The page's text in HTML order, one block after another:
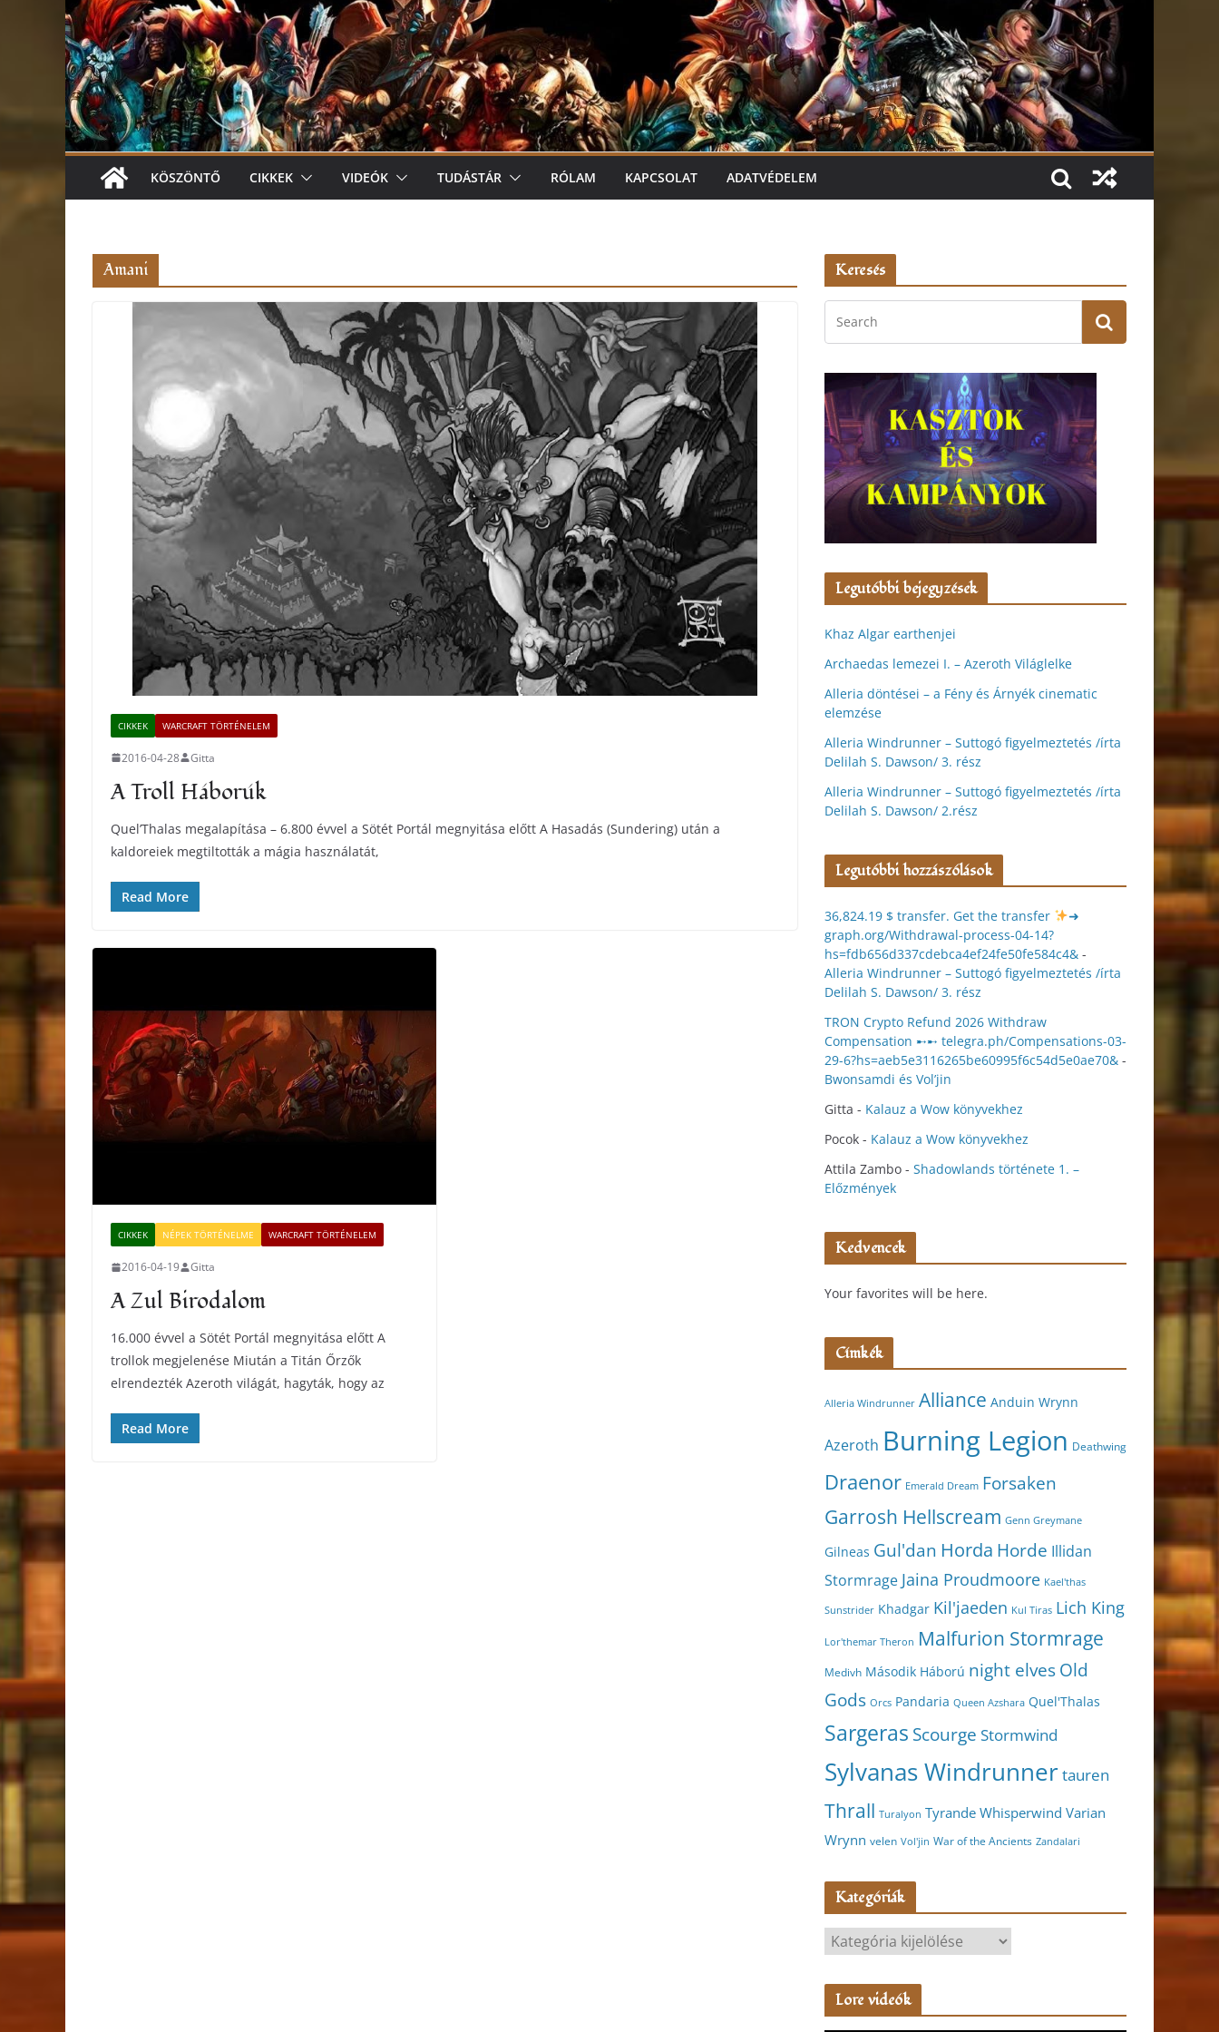
KÖSZÖNTŐ CIKKEK VIDEÓK TUDÁSTÁR RÓLAM KAPCSOLAT ADATVÉDELEM
Amani
CIKKEK WARCRAFT TÖRTÉNELEM
2016-04-28 Gitta
A Troll Háborúk
Quel’Thalas megalapítása – 6.800 évvel a Sötét Portál megnyitása előtt A Hasadás (Sundering) után a
kaldoreiek megtiltották a mágia használatát,
Read More
CIKKEK NÉPEK TÖRTÉNELME WARCRAFT TÖRTÉNELEM
2016-04-19 Gitta
A Zul Birodalom
16.000 évvel a Sötét Portál megnyitása előtt A
trollok megjelenése Miután a Titán Őrzők
elrendezték Azeroth világát, hagyták, hogy az
Read More
Keresés
Legutóbbi bejegyzések
Khaz Algar earthenjei
Archaedas lemezei I. – Azeroth Világlelke
Alleria döntései – a Fény és Árnyék cinematic
elemzése
Alleria Windrunner – Suttogó figyelmeztetés /írta
Delilah S. Dawson/ 3. rész
Alleria Windrunner – Suttogó figyelmeztetés /írta
Delilah S. Dawson/ 2.rész
Legutóbbi hozzászólások
36,824.19 $ transfer. Get the transfer
➜
graph.org/Withdrawal-process-04-14?
hs=fdb656d337cdebca4ef24fe50fe584c4& -
Alleria Windrunner – Suttogó figyelmeztetés /írta
Delilah S. Dawson/ 3. rész
TRON Crypto Refund 2026 Withdraw
Compensation ➸➸ telegra.ph/Compensations-03-
29-6?hs=aeb5e3116265be60995f6c54d5e0ae70& -
Bwonsamdi és Vol’jin
Gitta - Kalauz a Wow könyvekhez
Pocok - Kalauz a Wow könyvekhez
Attila Zambo - Shadowlands története 1. –
Előzmények
Kedvencek
Your favorites will be here.
Címkék
Alleria Windrunner Alliance Anduin Wrynn
Azeroth Burning Legion Deathwing
Draenor Emerald Dream Forsaken
Garrosh Hellscream Genn Greymane
Gilneas Gul'dan Horda Horde Illidan
Stormrage Jaina Proudmoore Kael'thas
Sunstrider Khadgar Kil'jaeden Kul Tiras Lich King
Lor'themar Theron Malfurion Stormrage
Medivh Második Háború night elvesOld
Gods Orcs Pandaria Queen Azshara Quel'Thalas
Sargeras Scourge Stormwind
Sylvanas Windrunnertauren
Thrall Turalyon Tyrande Whisperwind Varian
Wrynn velen Vol'jin War of the Ancients Zandalari
Kategóriák
a
t
g
Lore videók